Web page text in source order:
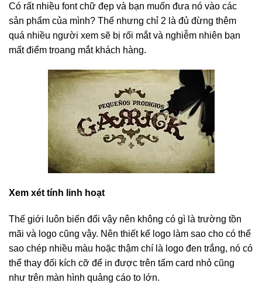
Có rất nhiều font chữ đẹp và bạn muốn đưa nó vào các
sản phẩm của mình? Thế nhưng chỉ 2 là đủ đừng thêm
quá nhiều người xem sẽ bị rối mắt và nghiễm nhiên bạn
mất điểm troang mắt khách hàng.
Xem xét tính linh hoạt
Thế giới luôn biến đổi vậy nên không có gì là trường tồn
mãi và logo cũng vậy. Nên thiết kế logo làm sao cho có thể
sao chép nhiều màu hoặc thậm chí là logo đen trắng, nó có
thể thay đối kích cỡ để in được trên tấm card nhỏ cũng
như trên màn hình quảng cáo to lớn.